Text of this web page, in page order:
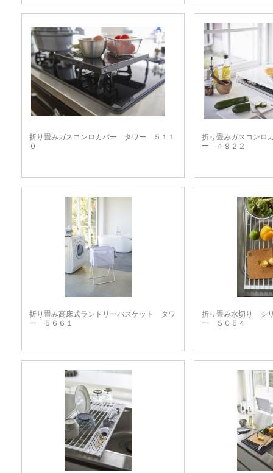
折り畳みガスコンロカバー タワー ５１１
０
折り畳みガスコン
ー ４９２２
折り畳み高床式ランドリーバスケット タワ
ー ５６６１
折り畳み水切り シ
ー ５０５４